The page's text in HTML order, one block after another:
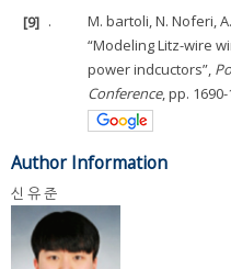
[9] .
M. bartoli, N. Noferi,
“Modeling Litz-wire
power indcuctors”,
Conference, pp.
Author Information
신 유 준